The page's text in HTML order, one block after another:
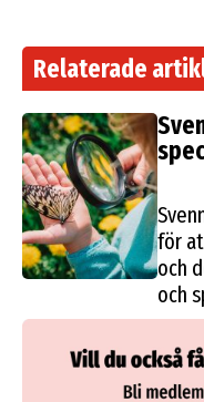
Relaterade
för
och
och